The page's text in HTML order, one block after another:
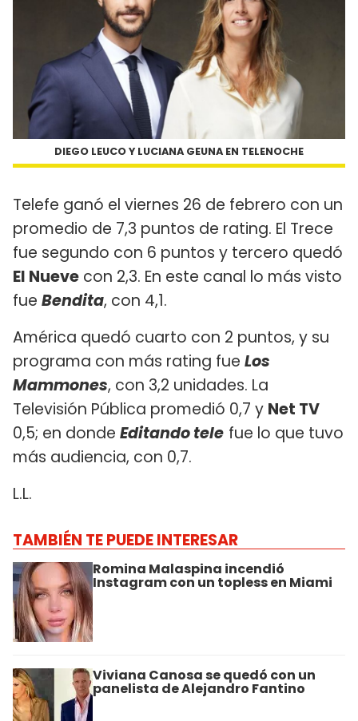
DIEGO LEUCO Y LUCIANA GEUNA EN TELENOCHE
Telefe ganó el viernes 26 de febrero con un
promedio de 7,3 puntos de rating. El Trece
fue segundo con 6 puntos y tercero quedó
El Nueve con 2,3. En este canal lo más visto
fue Bendita, con 4,1.
América quedó cuarto con 2 puntos, y su
programa con más rating fue Los
Mammones, con 3,2 unidades. La
Televisión Pública promedió 0,7 y Net TV
0,5; en donde Editando tele fue lo que tuvo
más audiencia, con 0,7.
L.L.
TAMBIÉN TE PUEDE INTERESAR
Romina Malaspina incendió
Instagram con un topless en Miami
Viviana Canosa se quedó con un
panelista de Alejandro Fantino